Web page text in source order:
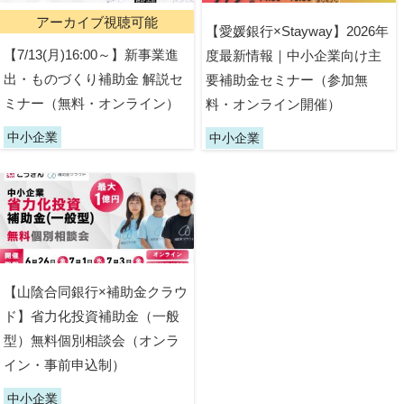
アーカイブ視聴可能
【7/13(月)16:00～】新事業進
出・ものづくり補助金 解説セ
ミナー（無料・オンライン）
中小企業
【愛媛銀行×Stayway】2026年
度最新情報｜中小企業向け主
要補助金セミナー（参加無
料・オンライン開催）
中小企業
【山陰合同銀行×補助金クラウ
ド】省力化投資補助金（一般
型）無料個別相談会（オンラ
イン・事前申込制）
中小企業